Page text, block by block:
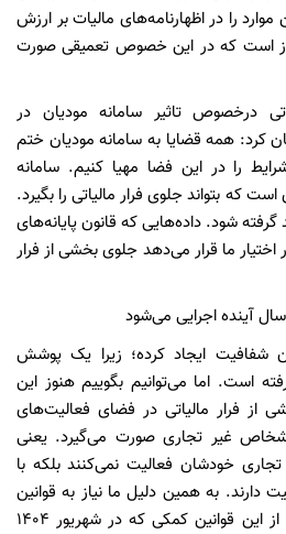
را در اظهارنامه‌های مالیات بر ارزش
نیاز است که در این خصوص تعمیقی صورت
درخصوص تاثیر سامانه مودیان در
کرد: همه قضایا به سامانه مودیان ختم
را در این فضا مهیا کنیم. سامانه
که بتواند جلوی فرار مالیاتی را بگیرد.
شود. داده‌هایی که قانون پایانه‌های
ما قرار می‌دهد جلوی بخشی از فرار
آینده اجرایی می‌شود
شفافیت ایجاد کرده؛ زیرا یک پوشش
است. اما می‌توانیم بگوییم هنوز این
از فرار مالیاتی در فضای فعالیت‌های
غیر تجاری صورت می‌گیرد. یعنی
خودشان فعالیت نمی‌کنند بلکه با
به همین دلیل ما نیاز به قوانین
کمکی دیگری هم داریم. یکی از این قوانین کمکی که در شهریور ۱۴۰۴